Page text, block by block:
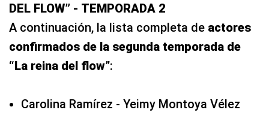
DEL FLOW” - TEMPORADA 2
A continuación, la lista completa de actores
confirmados de la segunda temporada de
“La reina del flow”:
Carolina Ramírez - Yeimy Montoya Vélez